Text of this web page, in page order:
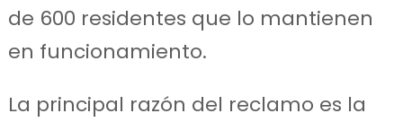
de 600 residentes que lo mantienen
en funcionamiento.
La principal razón del reclamo es la